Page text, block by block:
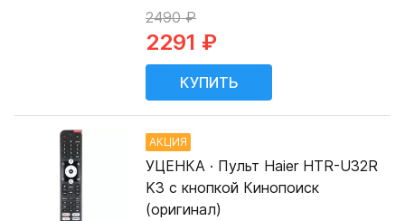
2490 ₽
2291 ₽
АКЦИЯ
УЦЕНКА · Пульт Haier HTR-U32R
K3 с кнопкой Кинопоиск
(оригинал)